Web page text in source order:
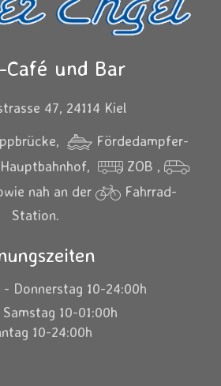
Café und Bar
47, 24114 Kiel
Fördedampfer-
ZOB ,
nah an der
Fahrrad-
Station.
Donnerstag 10-24:00h
10-01:00h
10-24:00h